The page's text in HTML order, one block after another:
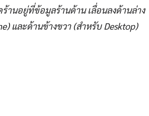
ร้านอยู่ที่ข้อมูลร้านด้าน เลื่อนลงด้านล่าง
และด้านข้างขวา (สำหรับ Desktop)